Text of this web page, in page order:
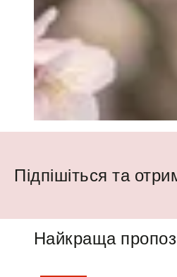
Підпішіться та
Найкраща